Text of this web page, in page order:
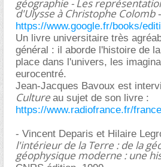
géographie - Les
d'Ulysse à Christophe Colomb-
https://www.google.fr/books/
Un livre universitaire très
général : il aborde l'histoire de
place dans l'univers, les
eurocentré.
Jean-Jacques Bavoux est
Culture au sujet de son livre :
https://www.radiofrance.fr/
- Vincent Deparis et Hilaire
l'intérieur de la Terre : de la
géophysique moderne : une